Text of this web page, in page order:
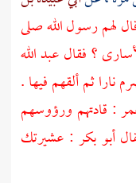
لهم رسول الله صلى
؟ فقالعبد الله
نارا ثم ألقهم فيها .
: قادتهم ورؤوسهم
أبو بكر : عشيرتك